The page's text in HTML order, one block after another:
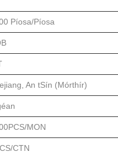
Píosa/Píosa
An tSín (Mórthír)
MON
CTN